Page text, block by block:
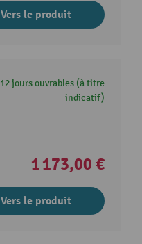
Vers le produit
12 jours ouvrables (à titre
indicatif)
1 173,00 €
Vers le produit